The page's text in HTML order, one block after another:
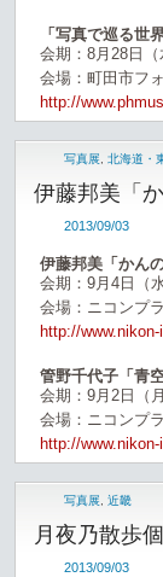
「写真で巡る世
会期：8月28日（
会場：町田市フ
http://
写真展 北海道・
伊藤邦美「
2013/09/03
伊藤邦美「かん
会期：9月4日（
会場：ニコンプ
http://
管野千代子「青
会期：9月2日（
会場：ニコンプ
http://
写真展 近畿
月夜乃散歩
2013/09/03